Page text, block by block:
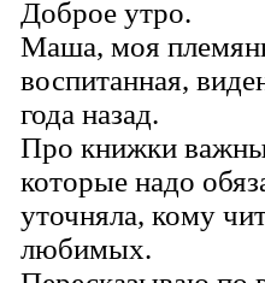
Доброе утро.
Маша, моя
воспитанная,
года назад.
Про книжки
которые надо
уточняла, кому
любимых.